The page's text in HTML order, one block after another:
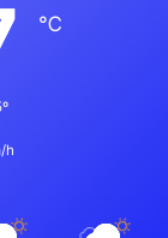
℃
h